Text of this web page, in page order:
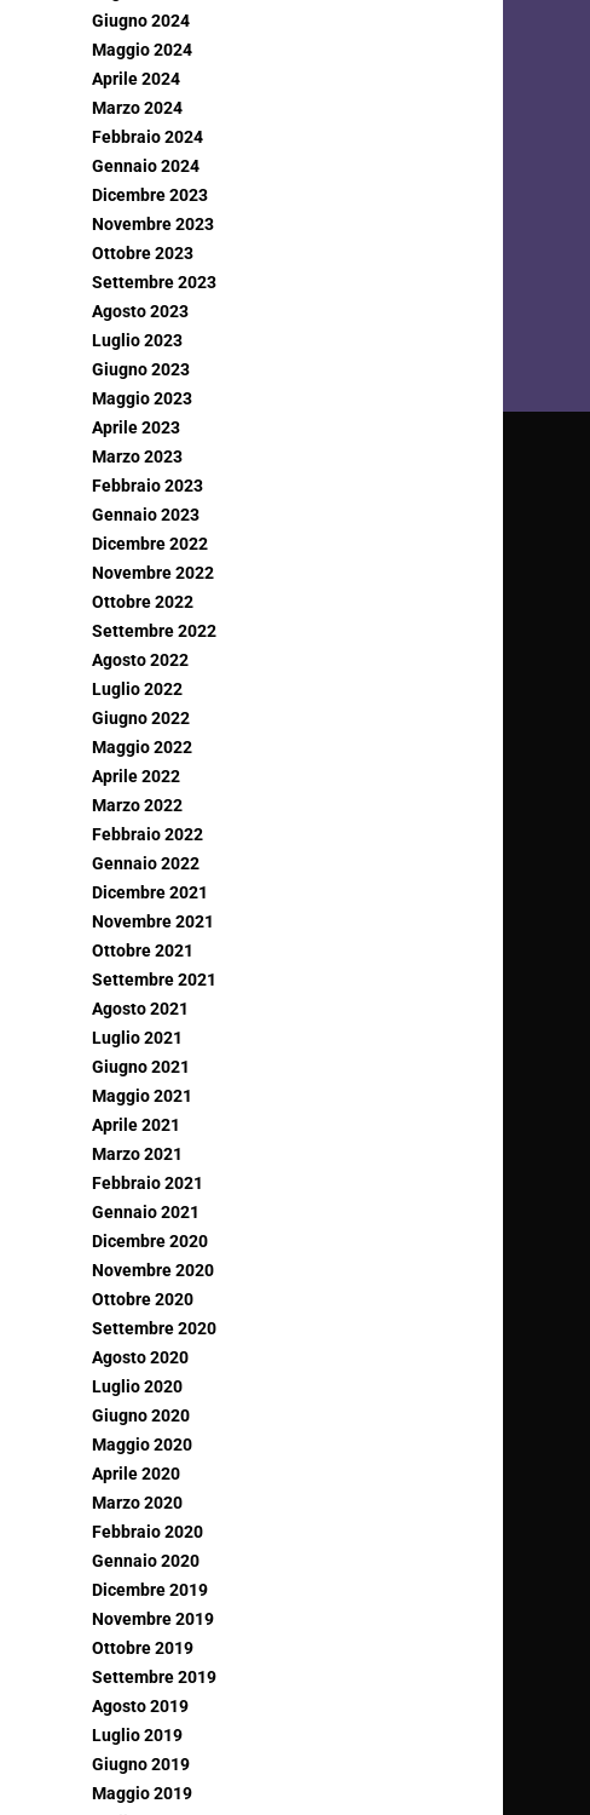
Giugno 2024
Maggio 2024
Aprile 2024
Marzo 2024
Febbraio 2024
Gennaio 2024
Dicembre 2023
Novembre 2023
Ottobre 2023
Settembre 2023
Agosto 2023
Luglio 2023
Giugno 2023
Maggio 2023
Aprile 2023
Marzo 2023
Febbraio 2023
Gennaio 2023
Dicembre 2022
Novembre 2022
Ottobre 2022
Settembre 2022
Agosto 2022
Luglio 2022
Giugno 2022
Maggio 2022
Aprile 2022
Marzo 2022
Febbraio 2022
Gennaio 2022
Dicembre 2021
Novembre 2021
Ottobre 2021
Settembre 2021
Agosto 2021
Luglio 2021
Giugno 2021
Maggio 2021
Aprile 2021
Marzo 2021
Febbraio 2021
Gennaio 2021
Dicembre 2020
Novembre 2020
Ottobre 2020
Settembre 2020
Agosto 2020
Luglio 2020
Giugno 2020
Maggio 2020
Aprile 2020
Marzo 2020
Febbraio 2020
Gennaio 2020
Dicembre 2019
Novembre 2019
Ottobre 2019
Settembre 2019
Agosto 2019
Luglio 2019
Giugno 2019
Maggio 2019